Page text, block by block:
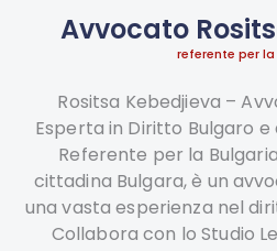
Avvocato
referente per
Rositsa Kebedjieva –
Esperta in Diritto Bulgaro e
Referente per la
cittadina Bulgara, è un
una vasta esperienza nel
Collabora con lo Studio